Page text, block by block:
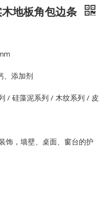
地板角包边条
、添加剂
/ 硅藻泥系列 / 木纹系列 / 皮
饰，墙壁、桌面、窗台的护